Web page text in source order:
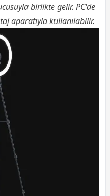
birlikte gelir. PC'de
aparatıyla kullanılabilir.